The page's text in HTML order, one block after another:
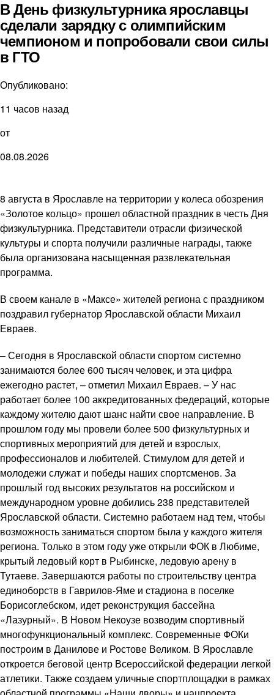
В День физкультурника ярославцы
сделали зарядку с олимпийским
чемпионом и попробовали свои силы
в ГТО
Опубликовано:
11 часов назад
от
08.08.2026
8 августа в Ярославле на территории у колеса обозрения
«Золотое кольцо» прошел областной праздник в честь Дня
физкультурника. Представители отрасли физической
культуры и спорта получили различные награды, также
была организована насыщенная развлекательная
программа.
В своем канале в «Максе» жителей региона с праздником
поздравил губернатор Ярославской области Михаил
Евраев.
– Сегодня в Ярославской области спортом системно
занимаются более 600 тысяч человек, и эта цифра
ежегодно растет, – отметил Михаил Евраев. – У нас
работает более 100 аккредитованных федераций, которые
каждому жителю дают шанс найти свое направление. В
прошлом году мы провели более 500 физкультурных и
спортивных мероприятий для детей и взрослых,
профессионалов и любителей. Стимулом для детей и
молодежи служат и победы наших спортсменов. За
прошлый год высоких результатов на российском и
международном уровне добились 238 представителей
Ярославской области. Системно работаем над тем, чтобы
возможность заниматься спортом была у каждого жителя
региона. Только в этом году уже открыли ФОК в Любиме,
крытый ледовый корт в Рыбинске, ледовую арену в
Тутаеве. Завершаются работы по строительству центра
единоборств в Гаврилов-Яме и стадиона в поселке
Борисоглебском, идет реконструкция бассейна
«Лазурный». В Новом Некоузе возводим спортивный
многофункциональный комплекс. Современные ФОКи
построим в Данилове и Ростове Великом. В Ярославле
откроется беговой центр Всероссийской федерации легкой
атлетики. Также создаем уличные спортплощадки в рамках